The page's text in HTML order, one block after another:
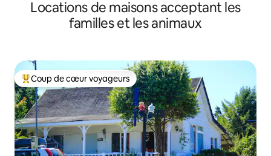
Locations de maisons acceptant les
familles et les animaux
Coups de cœur voyageurs les plus appréciés
Coup de cœur voyageurs